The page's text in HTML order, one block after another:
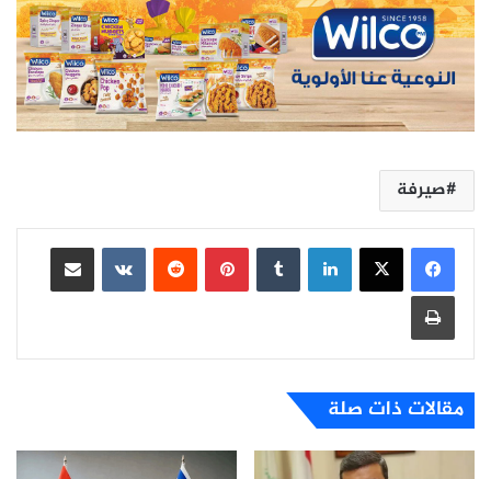
صيرفة
لينكدإن بينتيريست
مشاركة عبر البريد
طباعة
مقالات ذات صلة